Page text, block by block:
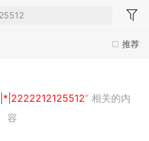
推荐
” 相关的内
容